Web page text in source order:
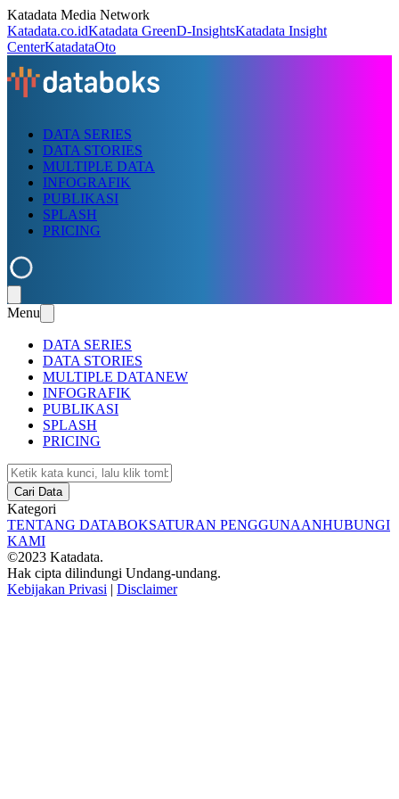
Katadata Media Network
Katadata.co.idKatadata GreenD-InsightsKatadata Insight
CenterKatadataOto
DATA SERIES
DATA STORIES
MULTIPLE DATA
INFOGRAFIK
PUBLIKASI
SPLASH
PRICING
Menu
DATA SERIES
DATA STORIES
MULTIPLE DATANEW
INFOGRAFIK
PUBLIKASI
SPLASH
PRICING
Cari Data
Kategori
TENTANG DATABOKSATURAN PENGGUNAANHUBUNGI
KAMI
©2023 Katadata.
Hak cipta dilindungi Undang-undang.
Kebijakan Privasi | Disclaimer